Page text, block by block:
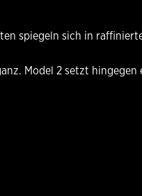
spiegeln sich in
Model 2 setzt